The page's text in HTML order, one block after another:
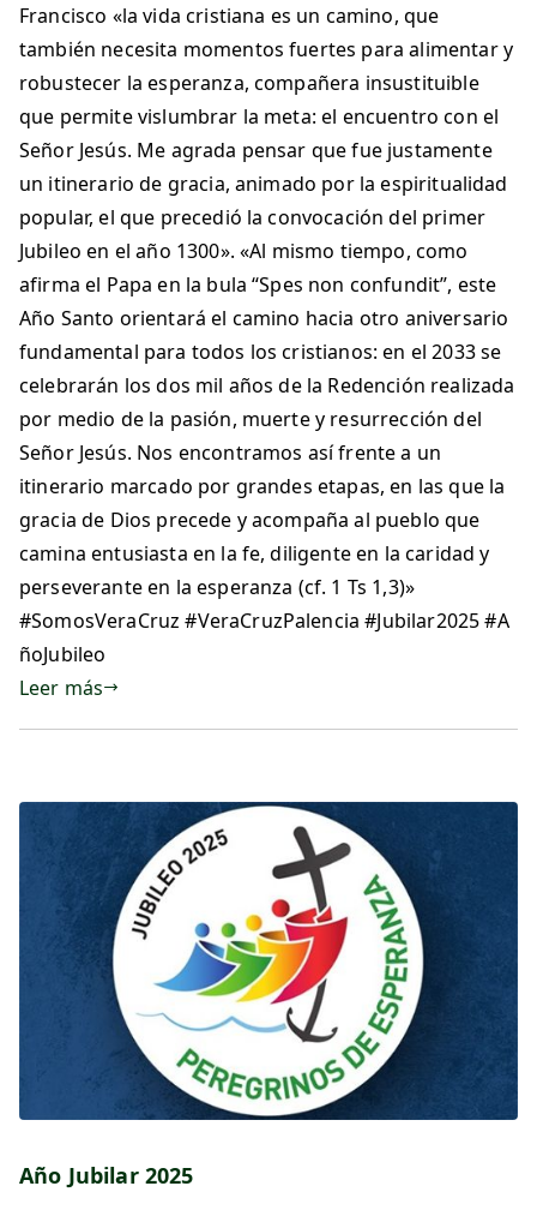
Francisco «la vida cristiana es un camino, que
también necesita momentos fuertes para alimentar y
robustecer la esperanza, compañera insustituible
que permite vislumbrar la meta: el encuentro con el
Señor Jesús. Me agrada pensar que fue justamente
un itinerario de gracia, animado por la espiritualidad
popular, el que precedió la convocación del primer
Jubileo en el año 1300». «Al mismo tiempo, como
afirma el Papa en la bula “Spes non confundit”, este
Año Santo orientará el camino hacia otro aniversario
fundamental para todos los cristianos: en el 2033 se
celebrarán los dos mil años de la Redención realizada
por medio de la pasión, muerte y resurrección del
Señor Jesús. Nos encontramos así frente a un
itinerario marcado por grandes etapas, en las que la
gracia de Dios precede y acompaña al pueblo que
camina entusiasta en la fe, diligente en la caridad y
perseverante en la esperanza (cf. 1 Ts 1,3)»
#SomosVeraCruz #VeraCruzPalencia #Jubilar2025 #A
ñoJubileo
Leer más
Año Jubilar 2025